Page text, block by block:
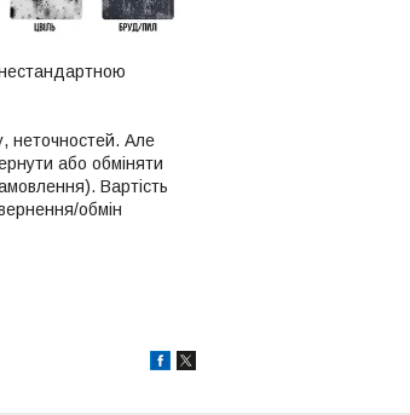
неточностей. Але
або обміняти
Вартість
обмін